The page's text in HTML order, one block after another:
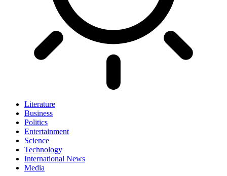
Literature
Business
Politics
Entertainment
Science
Technology
International News
Media